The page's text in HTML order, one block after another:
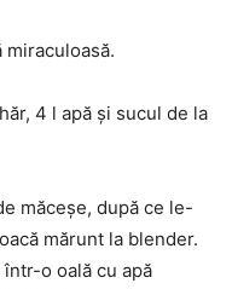
4 l apă și sucul de la
măceșe, după ce le-
mărunt la blender.
o oală cu apă